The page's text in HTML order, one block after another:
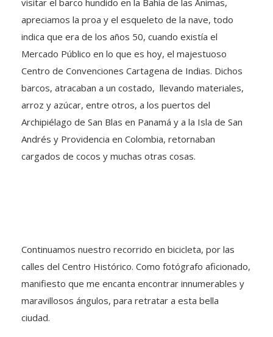
apreciamos la proa y el esqueleto de la nave, todo
indica que era de los años 50, cuando existía el
Mercado Público en lo que es hoy, el majestuoso
Centro de Convenciones Cartagena de Indias. Dichos
barcos, atracaban a un costado, llevando materiales,
arroz y azúcar, entre otros, a los puertos del
Archipiélago de San Blas en Panamá y a la Isla de San
Andrés y Providencia en Colombia, retornaban
cargados de cocos y muchas otras cosas.
Continuamos nuestro recorrido en bicicleta, por las
calles del Centro Histórico. Como fotógrafo aficionado,
manifiesto que me encanta encontrar innumerables y
maravillosos ángulos, para retratar a esta bella
ciudad.